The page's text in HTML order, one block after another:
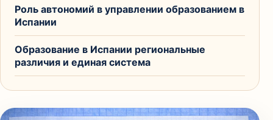
Роль автономий в управлении образованием в
Испании
Образование в Испании региональные
различия и единая система